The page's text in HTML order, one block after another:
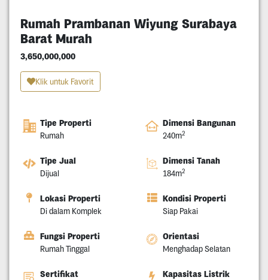
Rumah Prambanan Wiyung Surabaya
Barat Murah
3,650,000,000
Klik untuk Favorit
Tipe Properti
Rumah
Dimensi Bangunan
240m2
Tipe Jual
Dijual
Dimensi Tanah
184m2
Lokasi Properti
Di dalam Komplek
Kondisi Properti
Siap Pakai
Fungsi Properti
Rumah Tinggal
Orientasi
Menghadap Selatan
Sertifikat Kapasitas Listrik